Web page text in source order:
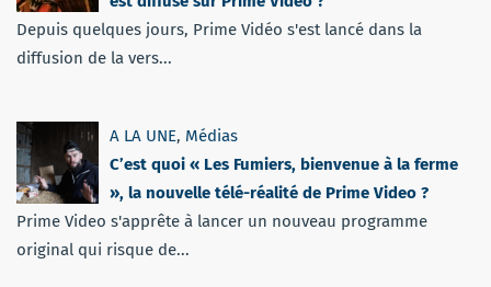
Depuis quelques jours, Prime Vidéo s'est lancé dans la
diffusion de la vers...
A LA UNE, Médias
C’est quoi « Les Fumiers, bienvenue à la ferme
», la nouvelle télé-réalité de Prime Video ?
Prime Video s'apprête à lancer un nouveau programme
original qui risque de...